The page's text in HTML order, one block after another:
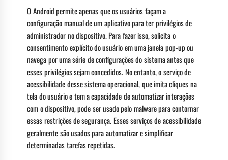
O Android permite apenas que os usuários façam a
configuração manual de um aplicativo para ter privilégios de
administrador no dispositivo. Para fazer isso, solicita o
consentimento explícito do usuário em uma janela pop-up ou
navega por uma série de configurações do sistema antes que
esses privilégios sejam concedidos. No entanto, o serviço de
acessibilidade desse sistema operacional, que imita cliques na
tela do usuário e tem a capacidade de automatizar interações
com o dispositivo, pode ser usado pelo malware para contornar
essas restrições de segurança. Esses serviços de acessibilidade
geralmente são usados para automatizar e simplificar
determinadas tarefas repetidas.